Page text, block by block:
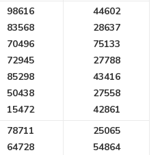
98616
83568
70496
72945
85298
50438
15472
44602
28637
75133
27788
43416
27558
42861
78711
64728
25065
54864